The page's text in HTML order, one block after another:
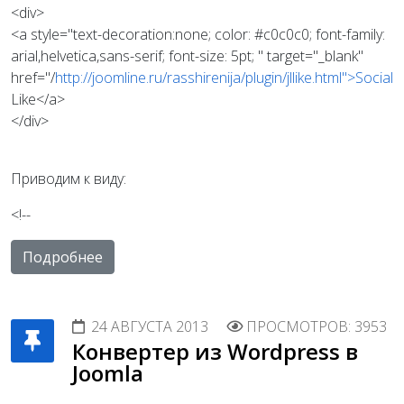
<div>
<a style="text-decoration:none; color: #c0c0c0; font-family:
arial,helvetica,sans-serif; font-size: 5pt; " target="_blank"
href="/http://joomline.ru/rasshirenija/plugin/jllike.html">Social
Like</a>
</div>
Приводим к виду:
<!--
Подробнее
24 АВГУСТА 2013 ПРОСМОТРОВ: 3953
Конвертер из Wordpress в
Joomla